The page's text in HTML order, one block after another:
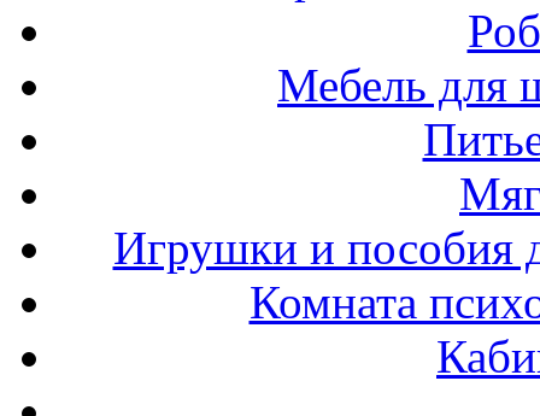
Мебель для
Игрушки и пособия
Комната